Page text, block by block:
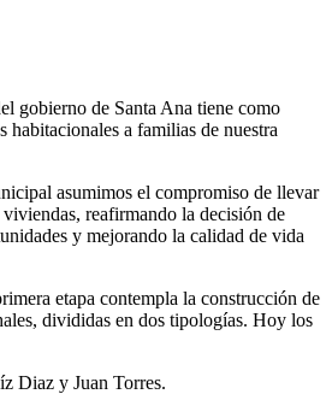
gobierno de Santa Ana tiene como
a familias de nuestra
asumimos el compromiso de llevar
viviendas, reafirmando la decisión de
y mejorando la calidad de vida
etapa contempla la construcción de
divididas en dos tipologías. Hoy los
Diaz y Juan Torres.